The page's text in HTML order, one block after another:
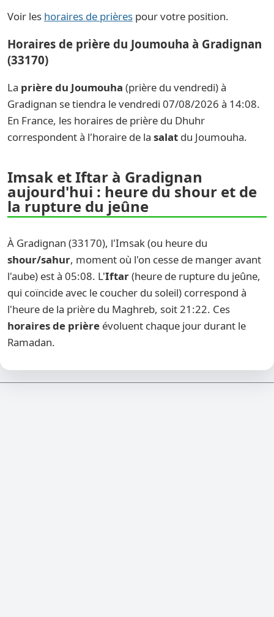
Voir les horaires de prières pour votre position.
Horaires de prière du Joumouha à Gradignan
(33170)
La prière du Joumouha (prière du vendredi) à
Gradignan se tiendra le vendredi 07/08/2026 à 14:08.
En France, les horaires de prière du Dhuhr
correspondent à l'horaire de la salat du Joumouha.
Imsak et Iftar à Gradignan
aujourd'hui : heure du shour et de
la rupture du jeûne
À Gradignan (33170), l'Imsak (ou heure du
shour/sahur, moment où l'on cesse de manger avant
l'aube) est à 05:08. L'Iftar(heure de rupture du jeûne,
qui coïncide avec le coucher du soleil) correspond à
l'heure de la prière du Maghreb, soit 21:22. Ces
horaires de prière évoluent chaque jour durant le
Ramadan.